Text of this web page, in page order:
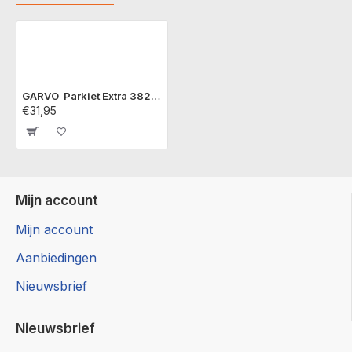
GARVO Parkiet Extra 3828 20 kg
€31,95
Mijn account
Mijn account
Aanbiedingen
Nieuwsbrief
Nieuwsbrief